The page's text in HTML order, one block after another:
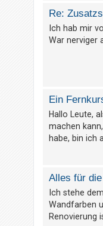
Re:
Ich hab mir
War nerviger
Ein
Hallo Leute,
machen
habe, bin ich
Alles für
Ich stehe
Wandfarben
Renovierung